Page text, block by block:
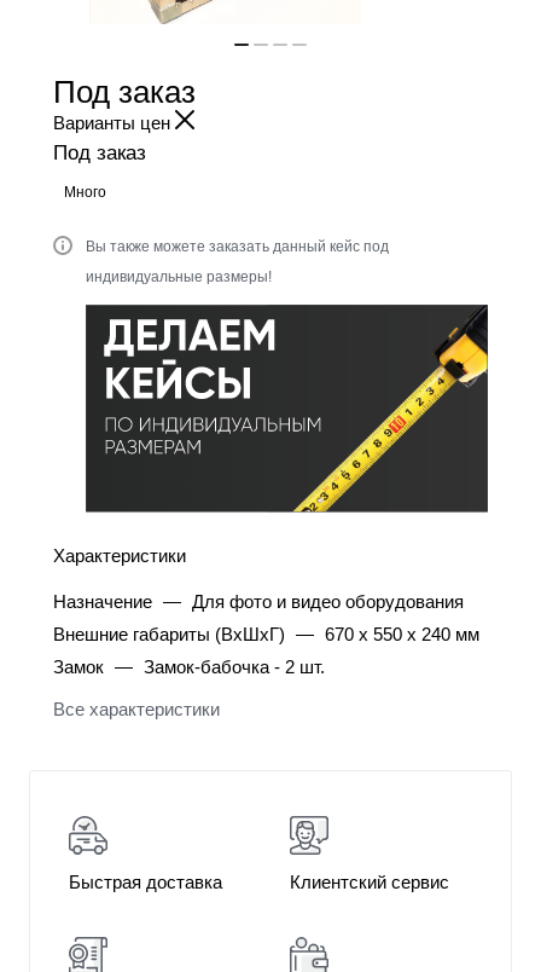
Под заказ
Варианты цен
Под заказ
Много
Вы также можете заказать данный кейс под
индивидуальные размеры!
Характеристики
Назначение — Для фото и видео оборудования
Внешние габариты (ВхШхГ) — 670 х 550 х 240 мм
Замок — Замок-бабочка - 2 шт.
Все характеристики
Быстрая доставка Клиентский сервис